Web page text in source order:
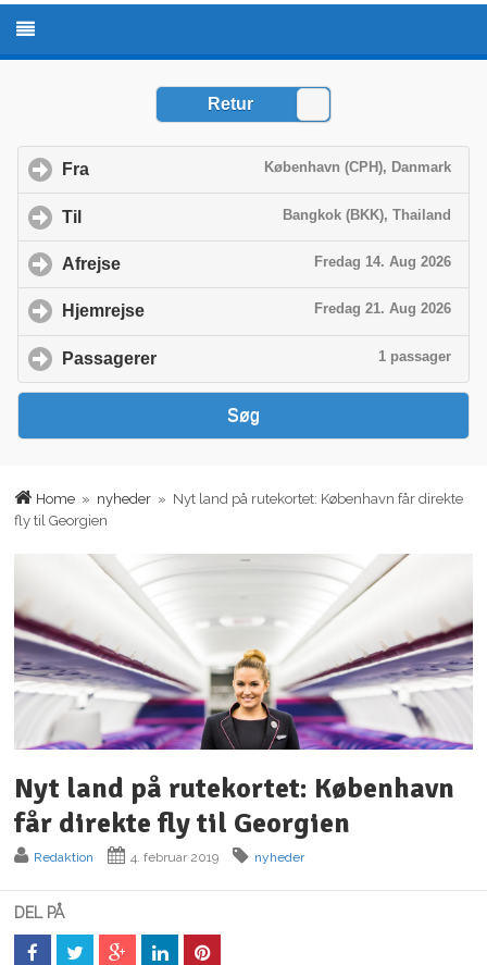
Home » nyheder » Nyt land på rutekortet: København får direkte
fly til Georgien
Nyt land på rutekortet: København
får direkte fly til Georgien
Redaktion 4. februar 2019 nyheder
DEL PÅ